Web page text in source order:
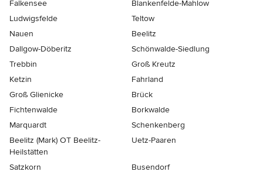
Falkensee
Blankenfelde-Mahlow
Ludwigsfelde
Teltow
Nauen
Beelitz
Dallgow-Döberitz
Schönwalde-Siedlung
Trebbin
Groß Kreutz
Ketzin
Fahrland
Groß Glienicke
Brück
Fichtenwalde
Borkwalde
Marquardt
Schenkenberg
Beelitz (Mark) OT Beelitz-
Heilstätten
Uetz-Paaren
Satzkorn
Busendorf